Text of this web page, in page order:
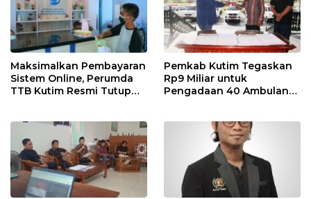
Maksimalkan Pembayaran
Sistem Online, Perumda
TTB Kutim Resmi Tutup
Pemkab Kutim Tegaskan
Rp9 Miliar untuk
Pengadaan 40 Ambulans,